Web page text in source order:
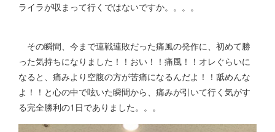
ライラが収まって行くではないですか。。。。
その瞬間、今まで連戦連敗だった痛風の発作に、初めて勝
った気持ちになりました！！おい！！痛風！！オレぐらいに
なると、痛みより空腹の方が苦痛になるんだよ！！舐めんな
よ！！と心の中で呟いた瞬間から、痛みが引いて行く気がす
る完全勝利の1日でありました。。。